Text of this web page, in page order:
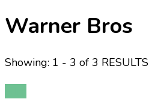
Warner Bros
Showing: 1 - 3 of 3 RESULTS